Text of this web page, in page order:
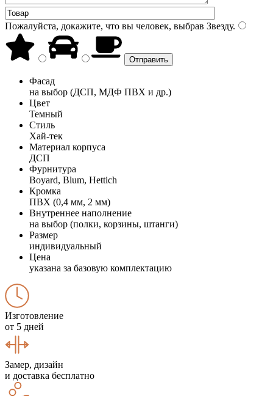
Пожалуйста, докажите, что вы человек, выбрав Звезду.
Фасад
на выбор (ДСП, МДФ ПВХ и др.)
Цвет
Темный
Стиль
Хай-тек
Материал корпуса
ДСП
Фурнитура
Boyard, Blum, Hettich
Кромка
ПВХ (0,4 мм, 2 мм)
Внутреннее наполнение
на выбор (полки, корзины, штанги)
Размер
индивидуальный
Цена
указана за базовую комплектацию
Изготовление
от 5 дней
Замер, дизайн
и доставка бесплатно